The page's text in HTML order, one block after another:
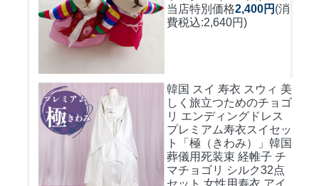
当店特別価格2,400円 (消
費税込:2,640円)
韓国 スイ 寿衣 スウィ 美
しく旅立つためのチョゴ
リ エンディングドレス
プレミアム寿衣スイセッ
ト「極（きわみ）」韓国
葬儀用死装束 経帷子 チ
マチョゴリ シルク32点
セット 女性用寿衣 アイ